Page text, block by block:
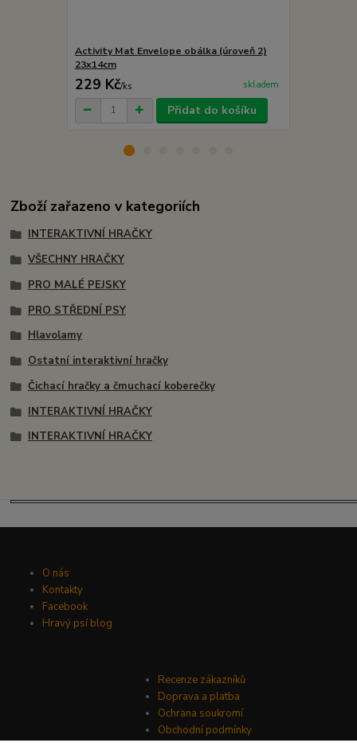
Activity Mat Envelope obálka (úroveň 2)
23x14cm
229 Kč/ks skladem
Přidat do košíku
Zboží zařazeno v kategoriích
INTERAKTIVNÍ HRAČKY
VŠECHNY HRAČKY
PRO MALÉ PEJSKY
PRO STŘEDNÍ PSY
Hlavolamy
Ostatní interaktivní hračky
Čichací hračky a čmuchací koberečky
INTERAKTIVNÍ HRAČKY
INTERAKTIVNÍ HRAČKY
O nás
Kontakty
Facebook
Hravý psí blog
Recenze zákazníků
Doprava a platba
Ochrana soukromí
Obchodní podmínky